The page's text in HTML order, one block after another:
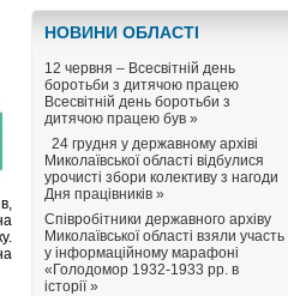
НОВИНИ ОБЛАСТI
12 червня – Всесвітній день
боротьби з дитячою працею
Всесвітній день боротьби з
дитячою працею був »
24 грудня у державному архіві
Миколаївської області відбулися
урочисті збори колективу з нагоди
Дня працівників »
Співробітники державного архіву
Миколаївської області взяли участь
у інформаційному марафоні
«Голодомор 1932-1933 рр. в
історії »